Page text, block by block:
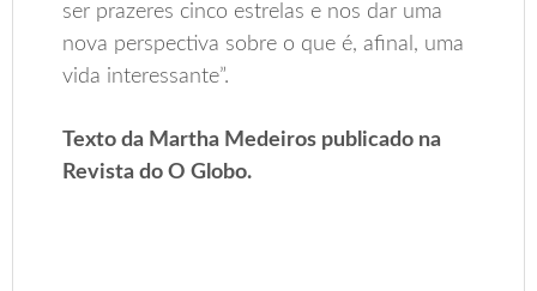
ser prazeres cinco estrelas e nos dar uma
nova perspectiva sobre o que é, afinal, uma
vida interessante”.
Texto da Martha Medeiros publicado na
Revista do O Globo.